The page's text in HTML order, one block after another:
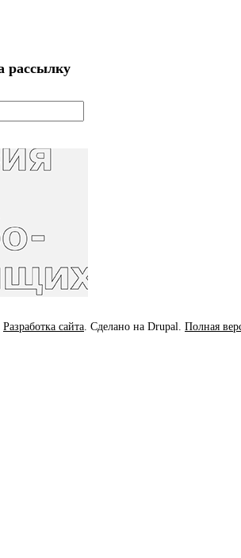
рассылку
Разработка сайта. Сделано на Drupal. Полная